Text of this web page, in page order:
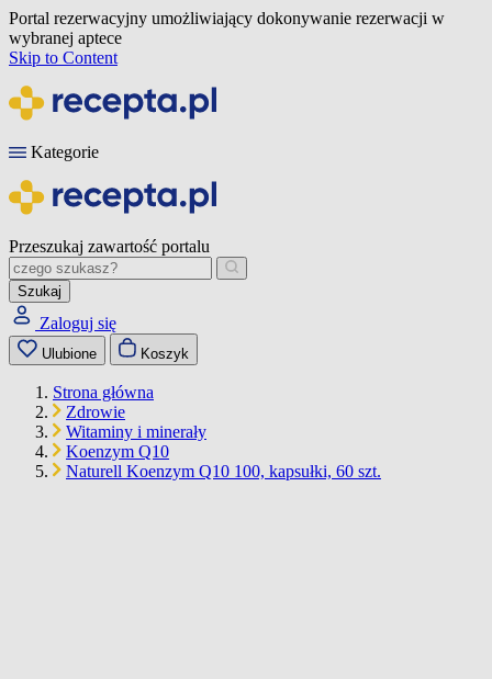
Portal rezerwacyjny umożliwiający dokonywanie rezerwacji w
wybranej aptece
Skip to Content
Kategorie
Przeszukaj zawartość portalu
Szukaj
Zaloguj się
Ulubione Koszyk
Strona główna
Zdrowie
Witaminy i minerały
Koenzym Q10
Naturell Koenzym Q10 100, kapsułki, 60 szt.